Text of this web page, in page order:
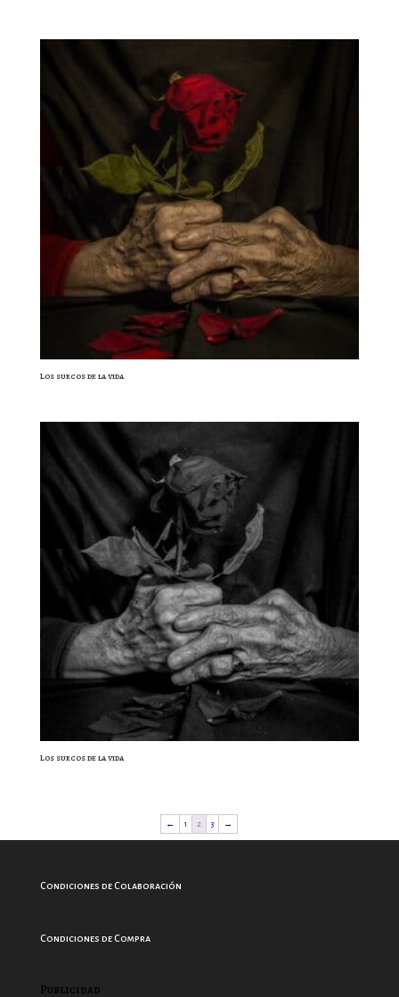
Los surcos de la vida
Los surcos de la vida
← 1 2 3 →
Condiciones de Colaboración
Condiciones de Compra
Publicidad